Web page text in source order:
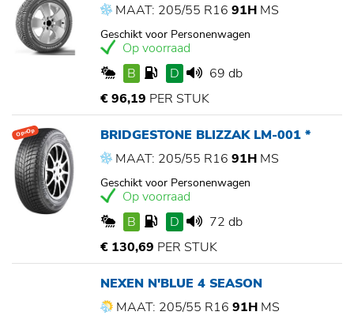
MAAT: 205/55 R16 91H MS
Geschikt voor Personenwagen
Op voorraad
B
D
69 db
€ 96,19 PER STUK
Op=Op
BRIDGESTONE BLIZZAK LM-001 *
MAAT: 205/55 R16 91H MS
Geschikt voor Personenwagen
Op voorraad
B
D
72 db
€ 130,69 PER STUK
NEXEN N'BLUE 4 SEASON
MAAT: 205/55 R16 91H MS